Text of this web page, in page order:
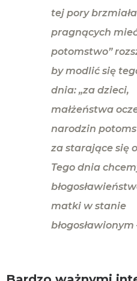
tej pory
pragnących
potomstwo”
by modlić się
dnia: „za dzieci,
małżeństwa
narodzin
za starające się
Tego dnia
matki w stanie
błogosławionym